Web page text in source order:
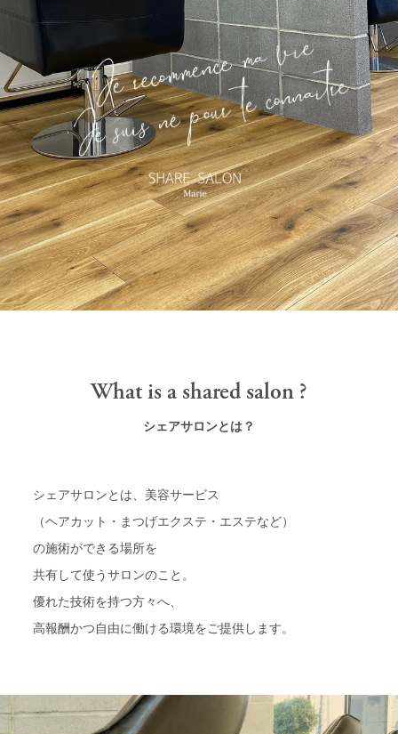
What is a shared salon ?
シェアサロンとは？
シェアサロンとは、美容サービス
（ヘアカット・まつげエクステ・エステなど）
の施術ができる場所を
共有して使うサロンのこと。
優れた技術を持つ方々へ、
高報酬かつ自由に働ける環境をご提供します。